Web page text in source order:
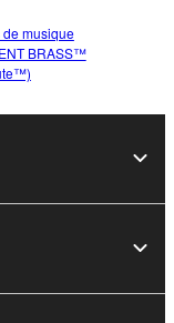
de musique
BRASS™